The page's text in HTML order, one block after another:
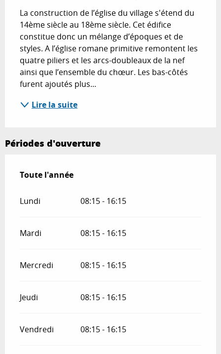
La construction de l’église du village s'étend du
14ème siècle au 18ème siècle. Cet édifice
constitue donc un mélange d’époques et de
styles. A l’église romane primitive remontent les
quatre piliers et les arcs-doubleaux de la nef
ainsi que l’ensemble du chœur. Les bas-côtés
furent ajoutés plus...
Lire la suite
Périodes d'ouverture
Toute l'année
Toute l'année
Lundi 08:15 - 16:15
Mardi 08:15 - 16:15
Mercredi 08:15 - 16:15
Jeudi 08:15 - 16:15
Vendredi 08:15 - 16:15